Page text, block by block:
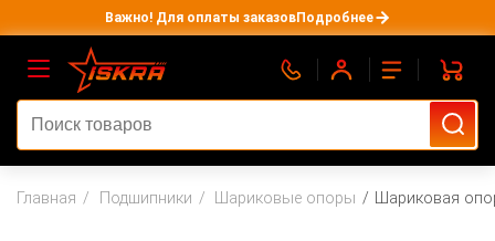
Важно! Для оплаты заказовПодробнее
Главная Подшипники Шариковые опоры Шариковая